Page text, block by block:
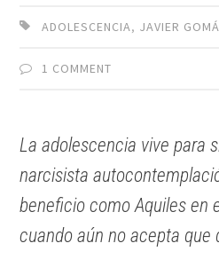
ADOLESCENCIA, JAVIER GOMÁ
1 COMMENT
La adolescencia vive para
narcisista
beneficio como Aquiles en
cuando aún no acepta que